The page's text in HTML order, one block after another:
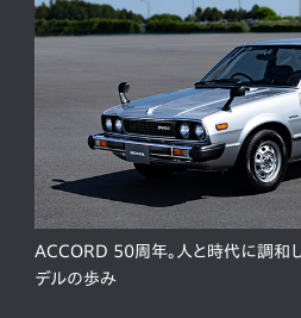
ACCORD 50周年。人と時代に調和
デルの歩み